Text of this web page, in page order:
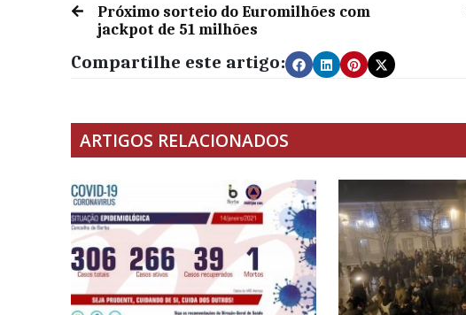
Próximo sorteio do Euromilhões com
jackpot de 51 milhões
Compartilhe este artigo:
ARTIGOS RELACIONADOS